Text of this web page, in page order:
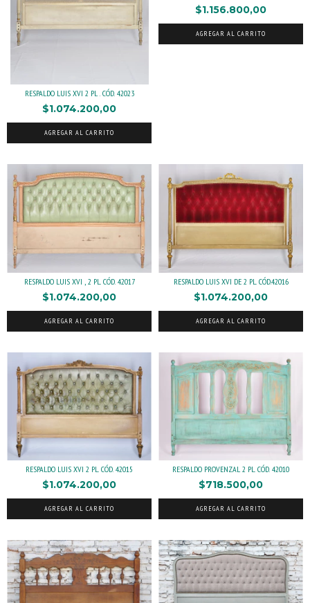
RESPALDO LUIS XVI 2 PL . CÓD. 42023
$1.074.200,00
AGREGAR AL CARRITO
$1.156.800,00
AGREGAR AL CARRITO
RESPALDO LUIS XVI , 2 PL. CÓD. 42017
$1.074.200,00
AGREGAR AL CARRITO
RESPALDO LUIS XVI DE 2 PL. CÓD.42016
$1.074.200,00
AGREGAR AL CARRITO
RESPALDO LUIS XVI 2 PL. CÓD. 42015
$1.074.200,00
AGREGAR AL CARRITO
RESPALDO PROVENZAL 2 PL. CÓD. 42010
$718.500,00
AGREGAR AL CARRITO